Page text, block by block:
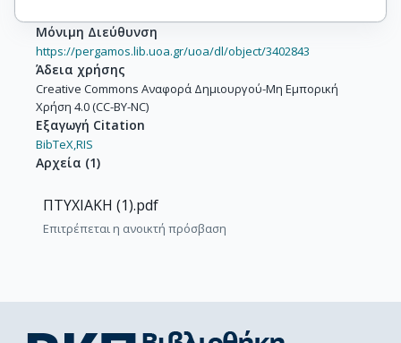
Μόνιμη Διεύθυνση
https://pergamos.lib.uoa.gr/uoa/dl/object/3402843
Άδεια χρήσης
Creative Commons Αναφορά Δημιουργού-Μη Εμπορική
Χρήση 4.0 (CC-BY-NC)
Εξαγωγή Citation
BibTeX,RIS
Αρχεία (1)
ΠΤΥΧΙΑΚΗ (1).pdf
Επιτρέπεται η ανοικτή πρόσβαση